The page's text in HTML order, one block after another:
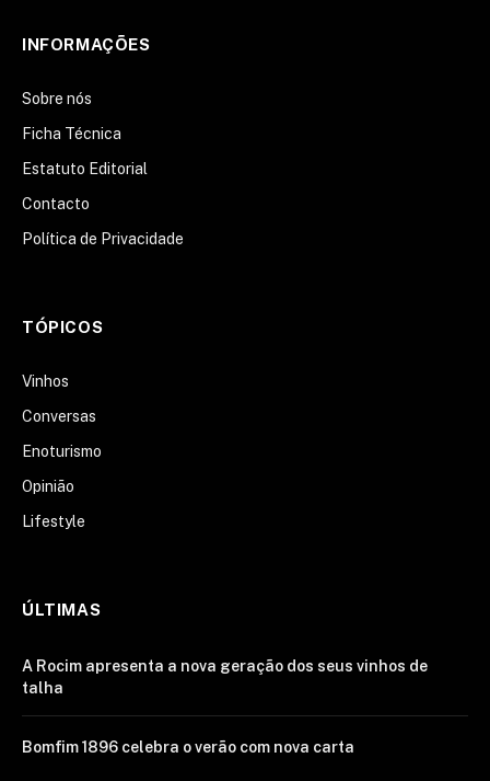
INFORMAÇÕES
Sobre nós
Ficha Técnica
Estatuto Editorial
Contacto
Política de Privacidade
TÓPICOS
Vinhos
Conversas
Enoturismo
Opinião
Lifestyle
ÚLTIMAS
A Rocim apresenta a nova geração dos seus vinhos de
talha
Bomfim 1896 celebra o verão com nova carta